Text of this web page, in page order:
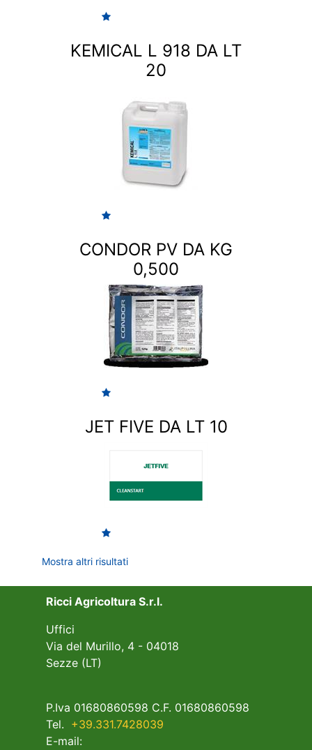
KEMICAL L 918 DA LT
20
CONDOR PV DA KG
0,500
JET FIVE DA LT 10
Mostra altri risultati
Ricci Agricoltura S.r.l.
Uffici
Via del Murillo, 4 - 04018
Sezze (LT)
P.Iva 01680860598 C.F. 01680860598
Tel. +39.331.7428039
E-mail: